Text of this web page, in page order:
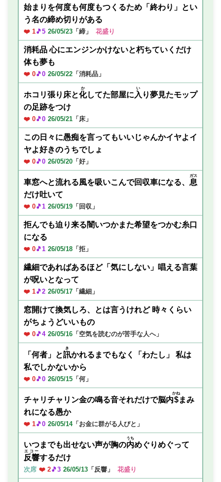
始まりを何度も何度もつくるため「終わり」とい
う名の締め切りがある
❤️ 1🎵5 26/05/23 「締」 花盛り
消耗品 心にエンジンかけないと朽ちていくだけ
体も夢も
❤️ 0🎵0 26/05/22 「消耗品」
ホコリ張り床と化
か
してた部屋に 入
い
り夢見たモップ
の足跡をつけ
❤️ 0🎵0 26/05/21 「床」
この日々に愚痴を言ってもいいじゃんかイヤよイ
ヤよ好きのうちでしょ
❤️ 0🎵0 26/05/20 「好」
車窓へと流れる風を吸いこんで回収車になる、 息
ガス
だけ吐いて
❤️ 0🎵1 26/05/19 「回収」
拒んでも迫り来る闇いつかまた希望をつかむ糸口
になる
❤️ 0🎵1 26/05/18 「拒」
繊細であればあるほど「気にしない」唱える言葉
が呪いとなって
❤️ 1🎵2 26/05/17 「繊細」
窓開けて換気しろ、とは言うけれど 時々くらい
がちょうどいいもの
❤️ 0🎵4 26/05/16 「空気を読むのが苦手な人へ」
「何者」と訊
き
かれるまでもなく「わたし」 私は
私でしかないから
❤️ 0🎵0 26/05/15 「何」
チャリチャリン金の鳴る音それだけで脳内$
かね
まみ
れになる愚か
❤️ 1🎵0 26/05/14「お金に群がる人びと」
いつまでも出せない声が胸の内
うち
めぐりめぐって
反響
エコー
するだけ
次席 ❤️ 2🎵3 26/05/13 「反響」 花盛り